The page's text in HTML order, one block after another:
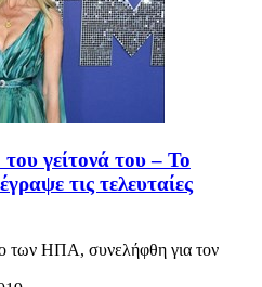
γείτονά του – Το
τις τελευταίες
των ΗΠΑ, συνελήφθη για τον